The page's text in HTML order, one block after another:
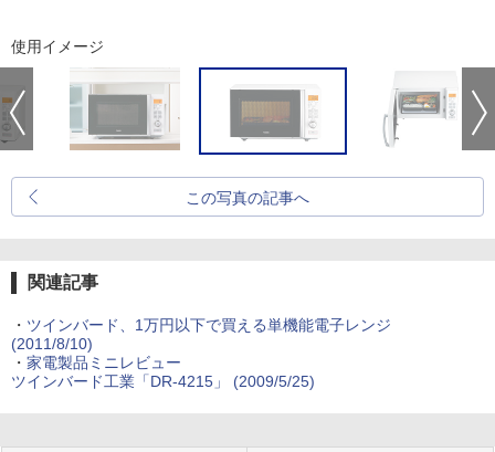
使用イメージ
この写真の記事へ
関連記事
・ ツインバード、1万円以下で買える単機能電子レンジ
(2011/8/10)
・ 家電製品ミニレビュー
ツインバード工業「DR-4215」 (2009/5/25)